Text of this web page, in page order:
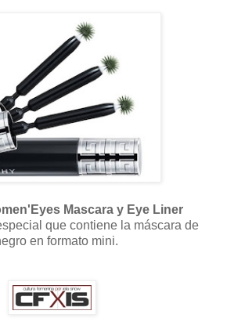
Mascara y Eye Liner
que contiene la máscara de
en formato mini.